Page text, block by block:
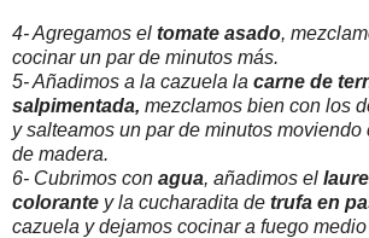
4- Agregamos el tomate asado,
cocinar un par de minutos más.
5- Añadimos a la cazuela la carne de
salpimentada, mezclamos bien con los
y salteamos un par de minutos moviendo
de madera.
6- Cubrimos con agua, añadimos el
colorante y la cucharadita de trufa en
cazuela y dejamos cocinar a fuego